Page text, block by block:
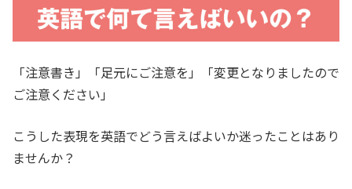
「注意書き」「足元にご注意を」「変更となりましたので
ご注意ください」
こうした表現を英語でどう言えばよいか迷ったことはあり
ませんか？